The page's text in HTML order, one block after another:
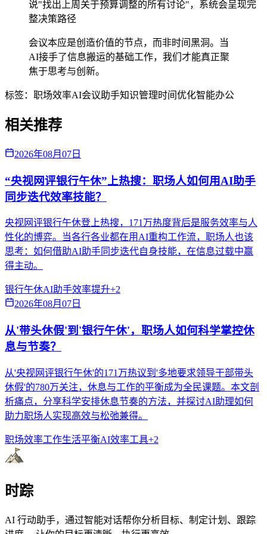
说"找出上周关于预算调整的所有讨论"，系统会呈现完
整决策路径
会议本应是创造价值的节点，而非时间黑洞。当
AI接手了信息搬运的基础工作，我们才能真正聚
焦于思考与创新。
标签： 职场效率AI会议助手知识管理时间优化智能办公
相关推荐
2026年08月07日
“央视网评银行午休”上热搜：职场人如何用AI助手
同步迭代效率技能？
央视网评银行午休登上热搜，171万热度背后是服务效率与人
性化的博弈。当各行各业都在用AI重构工作流，职场人也该
思考：如何借助AI助手同步迭代自身技能，在信息过载中赢
得主动。
银行午休AI助手效率提升+2
2026年08月07日
从'带头休假'到'银行午休'，职场人如何科学掌控休
息与节奏？
从'央视网评银行午休'的171万热议到'多地要求领导干部带头
休假'的780万关注，休息与工作的平衡成为全民课题。本文剖
析痛点，分享科学安排休息节奏的方法，并探讨AI助理如何
助力职场人实现高效与松弛兼得。
职场效率工作生活平衡AI效率工具+2
时踪
AI 行动助手，通过智能对话帮你分析目标、制定计划、跟踪